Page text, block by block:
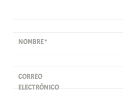
NOMBRE*
CORREO
ELECTRÓNICO